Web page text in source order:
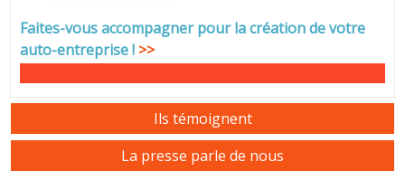
Faites-vous accompagner pour la création de votre
auto-entreprise! >>
Ils témoignent
La presse parle de nous